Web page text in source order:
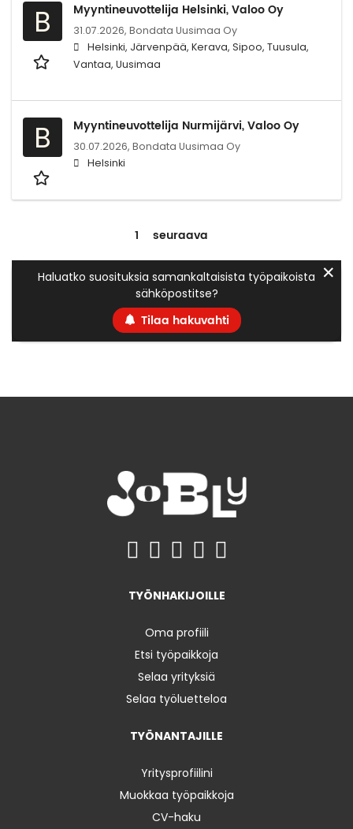
B Myyntineuvottelija Helsinki, Valoo Oy
31.07.2026, Bondata Uusimaa Oy
Helsinki, Järvenpää, Kerava, Sipoo, Tuusula,
Vantaa, Uusimaa
B Myyntineuvottelija Nurmijärvi, Valoo Oy
30.07.2026, Bondata Uusimaa Oy
Helsinki
1 seuraava
Haluatko suosituksia samankaltaisista työpaikoista
sähköpostitse?
Tilaa hakuvahti
✕
TYÖNHAKIJOILLE
Oma profiili
Etsi työpaikkoja
Selaa yrityksiä
Selaa työluetteloa
TYÖNANTAJILLE
Yritysprofiilini
Muokkaa työpaikkoja
CV-haku